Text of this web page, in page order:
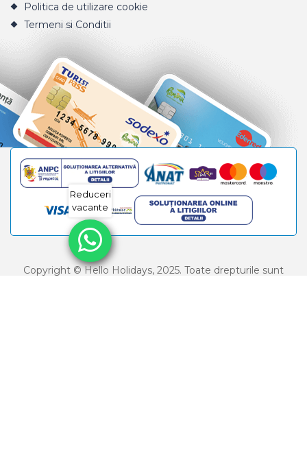
Politica de utilizare cookie
Termeni si Conditii
Copyright © Hello Holidays, 2025. Toate drepturile sunt
Reduceri
vacante